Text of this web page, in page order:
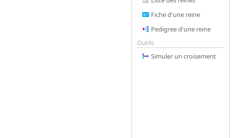
Fiche d'une reine
Pedigree d'une reine
Outils
Simuler un croisement